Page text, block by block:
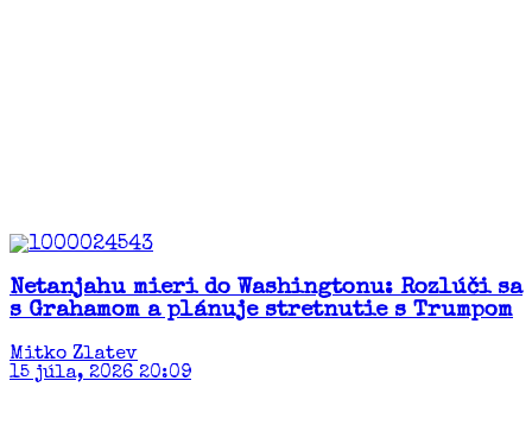
Netanjahu mieri do Washingtonu: Rozlúči sa
s Grahamom a plánuje stretnutie s Trumpom
Mitko Zlatev
15 júla, 2026 20:09